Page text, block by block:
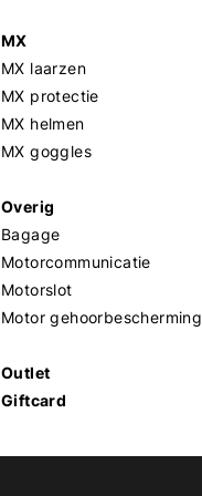
MX
MX laarzen
MX protectie
MX helmen
MX goggles
Overig
Bagage
Motorcommunicatie
Motorslot
Motor gehoorbescherming
Outlet
Giftcard